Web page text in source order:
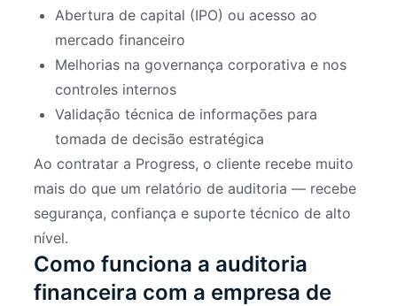
Abertura de capital (IPO) ou acesso ao
mercado financeiro
Melhorias na governança corporativa e nos
controles internos
Validação técnica de informações para
tomada de decisão estratégica
Ao contratar a Progress, o cliente recebe muito
mais do que um relatório de auditoria — recebe
segurança, confiança e suporte técnico de alto
nível.
Como funciona a auditoria
financeira com a empresa de